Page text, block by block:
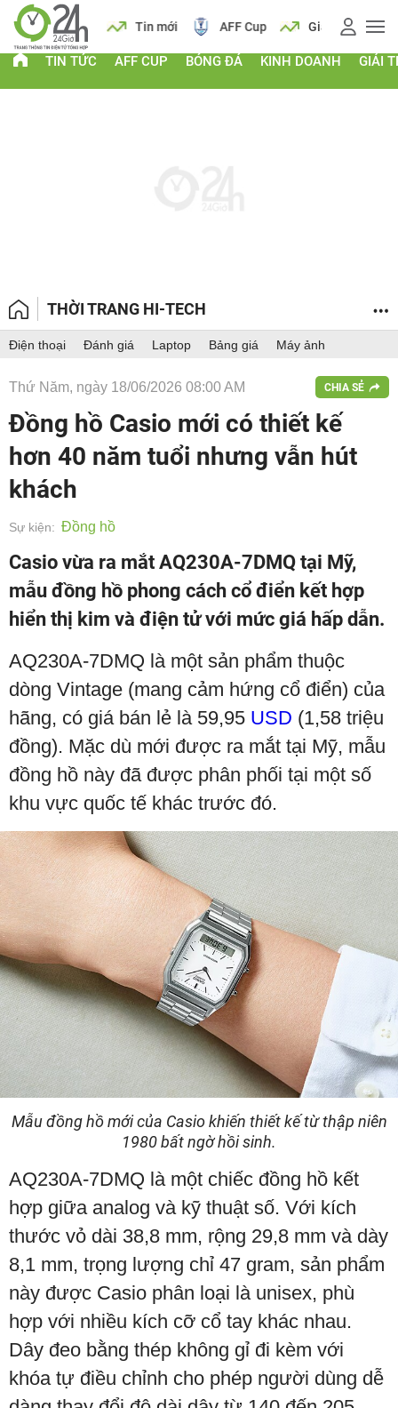
Lịch Tin mới AFF Cup Giá vàng
TIN TỨC AFF CUP BÓNG ĐÁ KINH DOANH GIẢI
THỜI TRANG HI-TECH
Điện thoại Đánh giá Laptop Bảng giá Máy ảnh
Thứ Năm, ngày 18/06/2026 08:00 AM CHIA SẺ
Đồng hồ Casio mới có thiết kế
hơn 40 năm tuổi nhưng vẫn hút
khách
Sự kiện: Đồng hồ
Casio vừa ra mắt AQ230A-7DMQ tại Mỹ,
mẫu đồng hồ phong cách cổ điển kết hợp
hiển thị kim và điện tử với mức giá hấp dẫn.
AQ230A-7DMQ là một sản phẩm thuộc
dòng Vintage (mang cảm hứng cổ điển) của
hãng, có giá bán lẻ là 59,95 USD (1,58 triệu
đồng). Mặc dù mới được ra mắt tại Mỹ, mẫu
đồng hồ này đã được phân phối tại một số
khu vực quốc tế khác trước đó.
Mẫu đồng hồ mới của Casio khiến thiết kế từ thập niên
1980 bất ngờ hồi sinh.
AQ230A-7DMQ là một chiếc đồng hồ kết
hợp giữa analog và kỹ thuật số. Với kích
thước vỏ dài 38,8 mm, rộng 29,8 mm và dày
8,1 mm, trọng lượng chỉ 47 gram, sản phẩm
này được Casio phân loại là unisex, phù
hợp với nhiều kích cỡ cổ tay khác nhau.
Dây đeo bằng thép không gỉ đi kèm với
khóa tự điều chỉnh cho phép người dùng dễ